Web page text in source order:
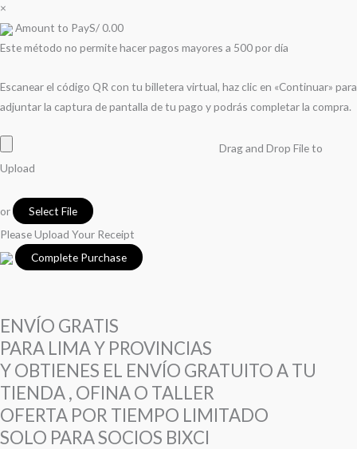
×
Amount to PayS/ 0.00
Este método no permite hacer pagos mayores a 500 por día
Escanear el código QR con tu billetera virtual, haz clic en «Continuar» para
adjuntar la captura de pantalla de tu pago y podrás completar la compra.
Drag and Drop File to
Upload
or
Select File
Please Upload Your Receipt
ENVÍO GRATIS
PARA LIMA Y PROVINCIAS
Y OBTIENES EL ENVÍO GRATUITO A TU
TIENDA , OFINA O TALLER
OFERTA POR TIEMPO LIMITADO
SOLO PARA SOCIOS BIXCI